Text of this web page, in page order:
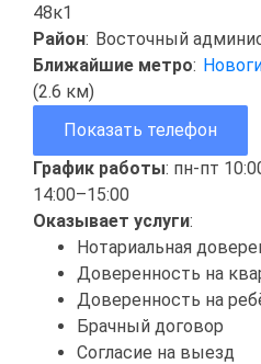
48к1
Район: Восточный
Ближайшие метро:
(2.6 км)
Показать телефон
График работы: пн-пт
14:00–15:00
Оказывает услуги:
Нотариальная
Доверенность на
Доверенность на
Брачный договор
Согласие на выезд